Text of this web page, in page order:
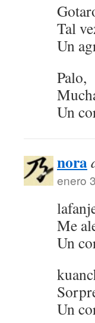
Tal
Un
Palo,
Un
nora
enero
Me
Un
Un